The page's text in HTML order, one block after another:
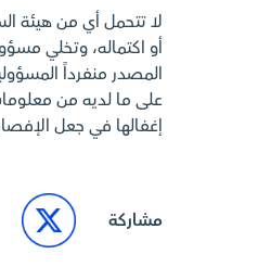
لا تتحمل أي من هيئة
أو اكتماله، وتخلي
المصدر منفرداً
على ما لديه من
إغفالها في جعل
مشاركة